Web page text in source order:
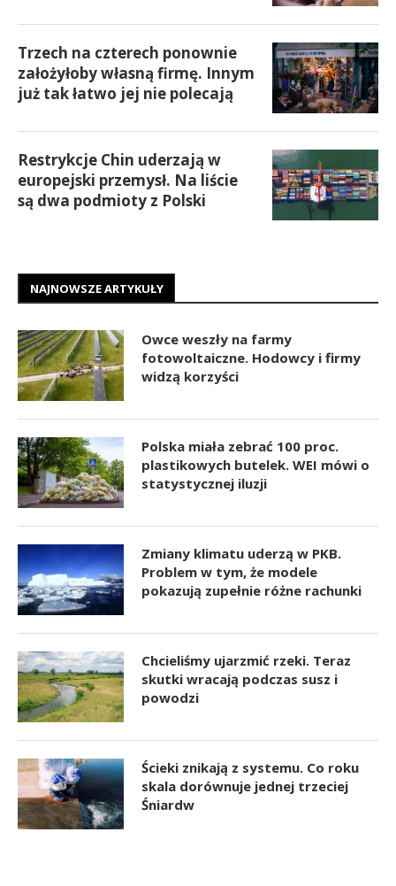
Trzech na czterech ponownie
założyłoby własną firmę. Innym
już tak łatwo jej nie polecają
Restrykcje Chin uderzają w
europejski przemysł. Na liście
są dwa podmioty z Polski
NAJNOWSZE ARTYKUŁY
Owce weszły na farmy
fotowoltaiczne. Hodowcy i firmy
widzą korzyści
Polska miała zebrać 100 proc.
plastikowych butelek. WEI mówi o
statystycznej iluzji
Zmiany klimatu uderzą w PKB.
Problem w tym, że modele
pokazują zupełnie różne rachunki
Chcieliśmy ujarzmić rzeki. Teraz
skutki wracają podczas susz i
powodzi
Ścieki znikają z systemu. Co roku
skala dorównuje jednej trzeciej
Śniardw